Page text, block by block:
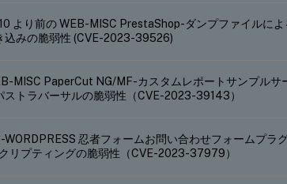
より前の WEB-MISC PrestaShop-ダンプファイルによ
込みの脆弱性 (CVE-2023-39526)
MISC PaperCut NG/MF-カスタムレポートサンプルサ
ストラバーサルの脆弱性（CVE-2023-39143）
忍者フォームお問い合わせフォームプラ
リプティングの脆弱性（CVE-2023-37979）